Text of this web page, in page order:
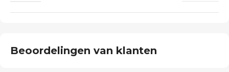
Beoordelingen van klanten